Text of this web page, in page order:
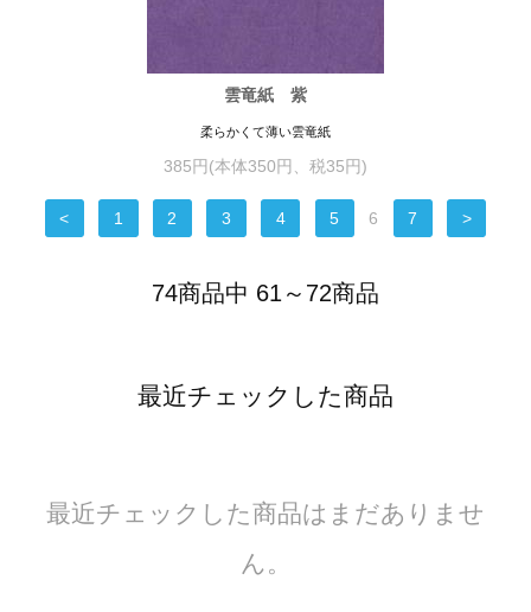
雲竜紙 紫
柔らかくて薄い雲竜紙
385円(本体350円、税35円)
< 1 2 3 4 5 6 7 >
74商品中 61～72商品
最近チェックした商品
最近チェックした商品はまだありませ
ん。